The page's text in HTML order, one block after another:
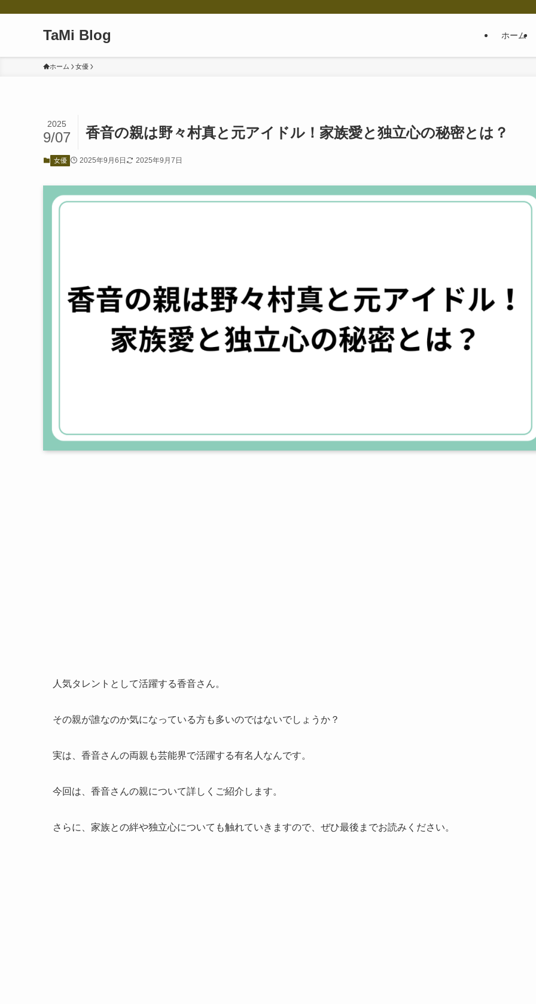
TaMi Blog ホーム
ホーム 女優
香音の親は野々村真と元アイドル！家族愛と独立心の秘密とは？
2025
9/07
女優 2025年9月6日 2025年9月7日
人気タレントとして活躍する香音さん。
その親が誰なのか気になっている方も多いのではないでしょうか？
実は、香音さんの両親も芸能界で活躍する有名人なんです。
今回は、香音さんの親について詳しくご紹介します。
さらに、家族との絆や独立心についても触れていきますので、ぜひ最後までお読みください。